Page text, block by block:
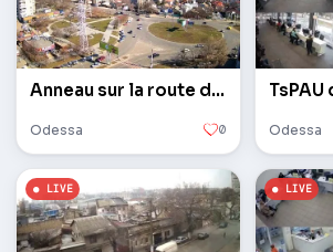
Anneau sur la route de Lustdorf et académicien Glushko
Odessa 0 Odessa